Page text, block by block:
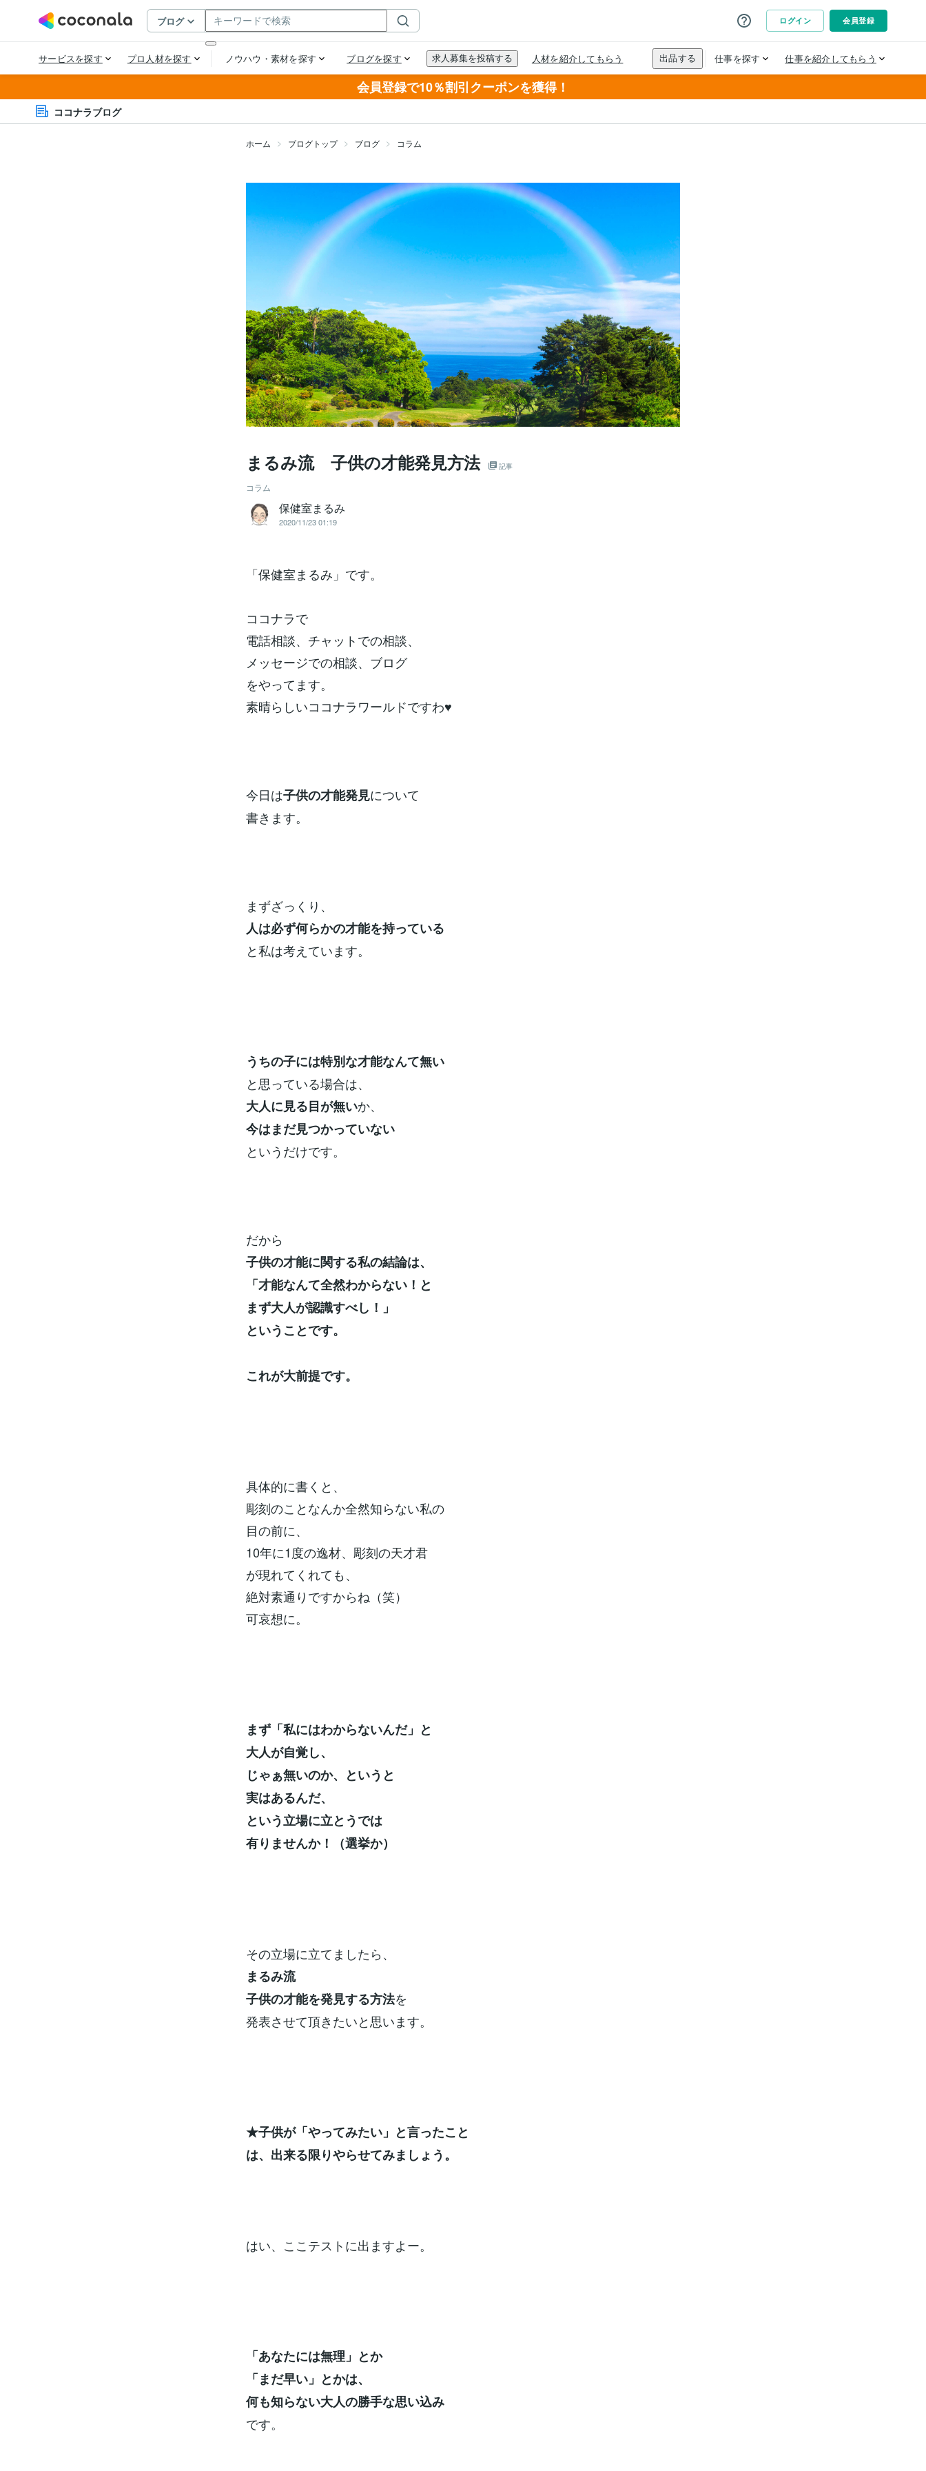
会員登録で10％割引クーポンを獲得！
ココナラブログ
ホーム ブログトップ ブログ コラム
まるみ流 子供の才能発見方法 記事
コラム
保健室まるみ
2020/11/23 01:19
「保健室まるみ」です。
ココナラで
電話相談、チャットでの相談、
メッセージでの相談、ブログ
をやってます。
素晴らしいココナラワールドですわ♥
今日は子供の才能発見について
書きます。
まずざっくり、
人は必ず何らかの才能を持っている
と私は考えています。
うちの子には特別な才能なんて無い
と思っている場合は、
大人に見る目が無いか、
今はまだ見つかっていない
というだけです。
だから
子供の才能に関する私の結論は、
「才能なんて全然わからない！と
まず大人が認識すべし！」
ということです。
これが大前提です。
具体的に書くと、
彫刻のことなんか全然知らない私の
目の前に、
10年に1度の逸材、彫刻の天才君
が現れてくれても、
絶対素通りですからね（笑）
可哀想に。
まず「私にはわからないんだ」と
大人が自覚し、
じゃぁ無いのか、というと
実はあるんだ、
という立場に立とうでは
有りませんか！（選挙か）
その立場に立てましたら、
まるみ流
子供の才能を発見する方法を
発表させて頂きたいと思います。
★子供が「やってみたい」と言ったこと
は、出来る限りやらせてみましょう。
はい、ここテストに出ますよー。
「あなたには無理」とか
「まだ早い」とかは、
何も知らない大人の勝手な思い込み
です。